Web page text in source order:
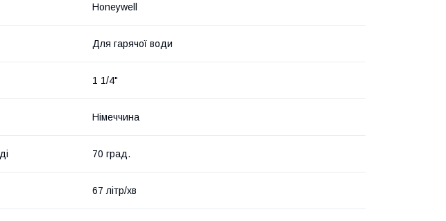
Honeywell
Для гарячої води
1 1/4"
Німеччина
70 град.
67 літр/хв